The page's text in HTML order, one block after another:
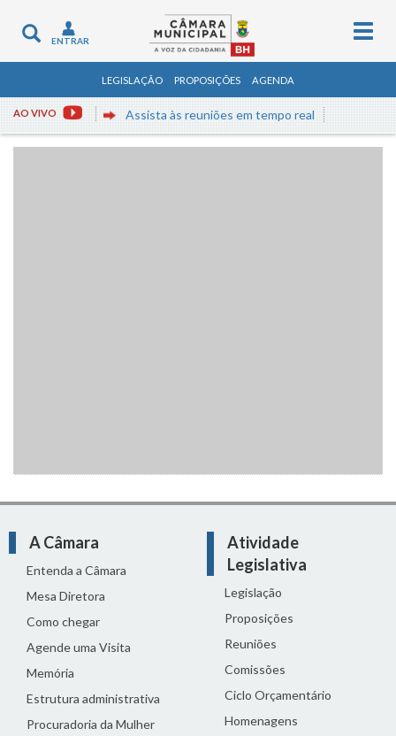
Toggle
navigation
ENTRAR
LEGISLAÇÃO PROPOSIÇÕES AGENDA
AO VIVO Assista às reuniões em tempo real
A Câmara
Entenda a Câmara
Mesa Diretora
Como chegar
Agende uma Visita
Memória
Estrutura administrativa
Procuradoria da Mulher
Atividade
Legislativa
Legislação
Proposições
Reuniões
Comissões
Ciclo Orçamentário
Homenagens